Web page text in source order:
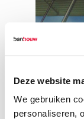
Deze website
We gebruiken
personaliseren,